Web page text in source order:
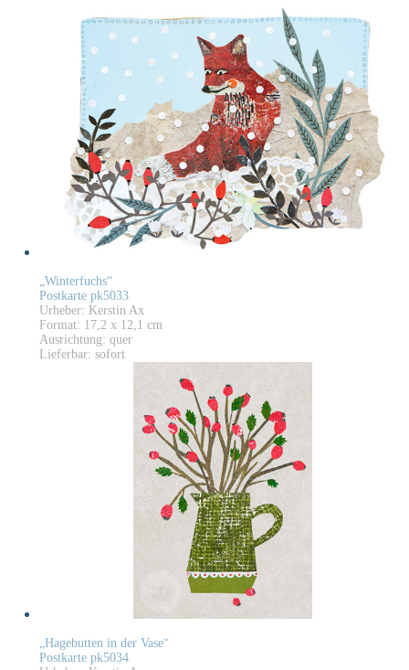
„Winterfuchs“
Postkarte pk5033
Urheber: Kerstin Ax
Format: 17,2 x 12,1 cm
Ausrichtung: quer
Lieferbar: sofort
„Hagebutten in der Vase“
Postkarte pk5034